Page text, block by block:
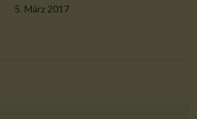
5. März 2017